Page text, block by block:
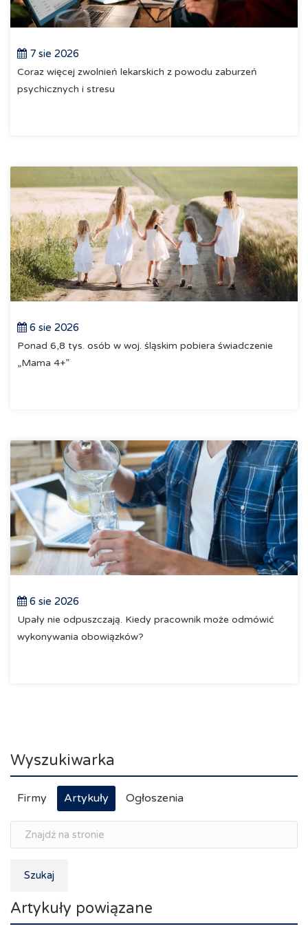
7 sie 2026
Coraz więcej zwolnień lekarskich z powodu zaburzeń
psychicznych i stresu
6 sie 2026
Ponad 6,8 tys. osób w woj. śląskim pobiera świadczenie
„Mama 4+”
6 sie 2026
Upały nie odpuszczają. Kiedy pracownik może odmówić
wykonywania obowiązków?
Wyszukiwarka
Firmy Artykuły Ogłoszenia
Szukaj
Artykuły powiązane